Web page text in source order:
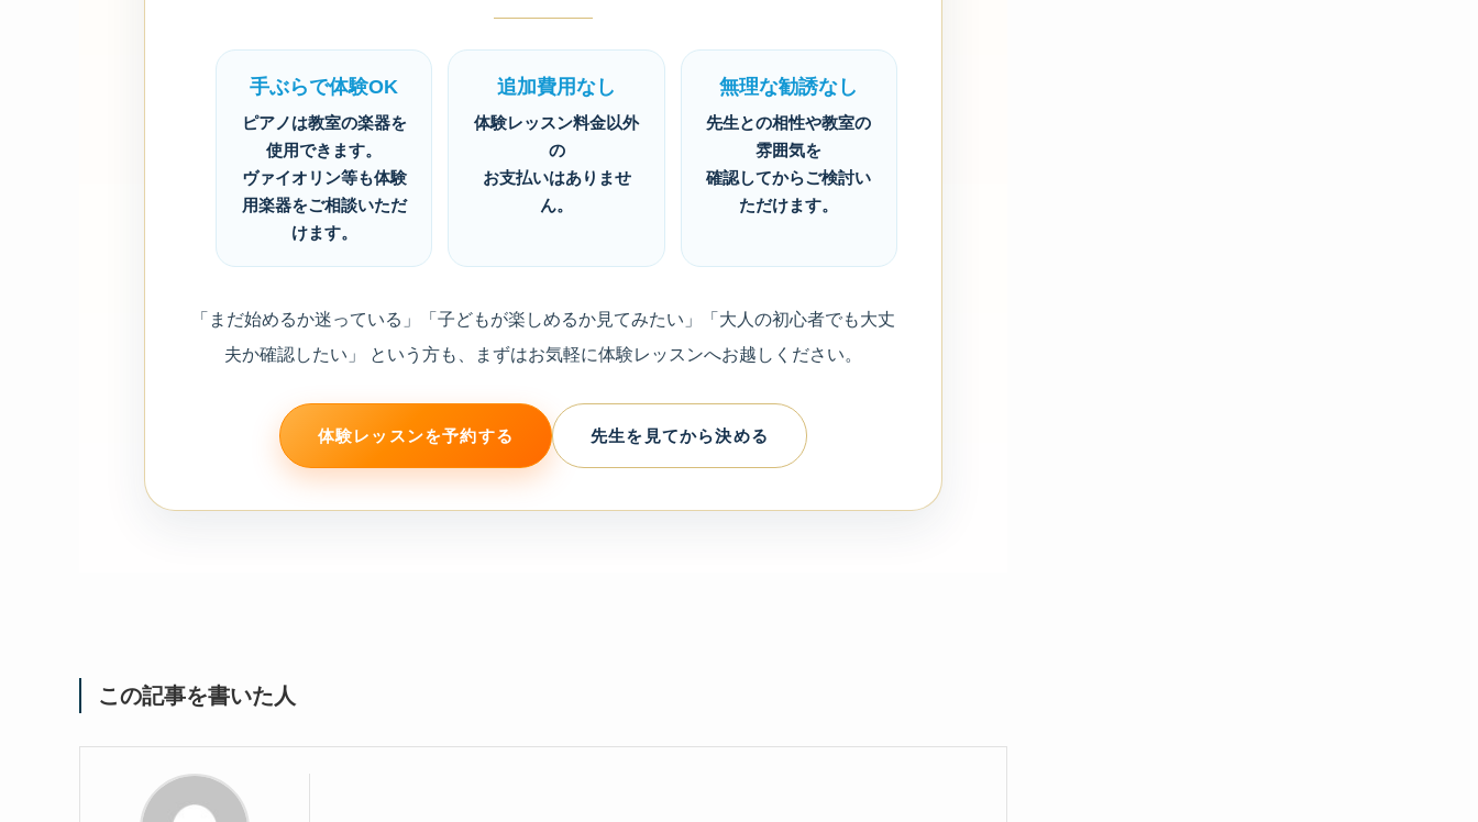
手ぶらで体験OK
ピアノは教室の楽器を
使用できます。
ヴァイオリン等も体験
用楽器をご相談いただ
けます。
追加費用なし
体験レッスン料金以外
の
お支払いはありませ
ん。
無理な勧誘なし
先生との相性や教室の
雰囲気を
確認してからご検討い
ただけます。
「まだ始めるか迷っている」「子どもが楽しめるか見てみたい」「大人の初心者でも大丈
夫か確認したい」 という方も、まずはお気軽に体験レッスンへお越しください。
体験レッスンを予約する 先生を見てから決める
この記事を書いた人